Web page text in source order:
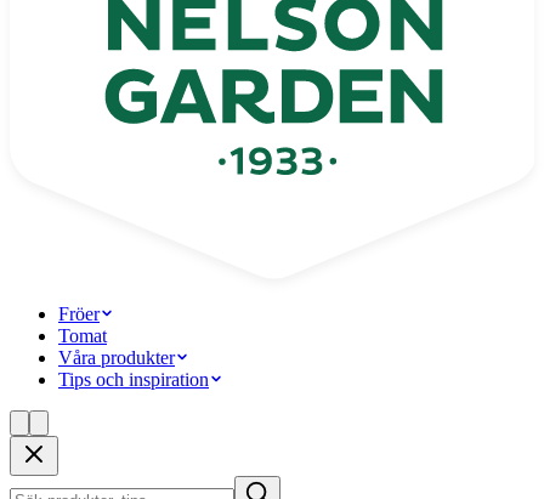
Fröer
Tomat
Våra produkter
Tips och inspiration